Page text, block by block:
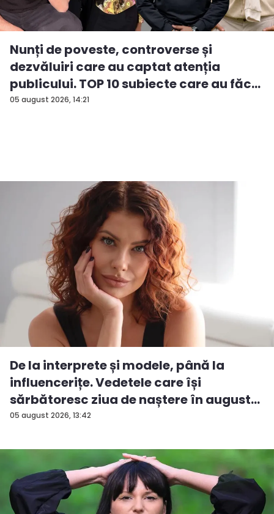
05 august 2026, 14:21
Nunți de poveste, controverse și
dezvăluiri care au captat atenția
publicului. TOP 10 subiecte care au făc...
05 august 2026, 13:42
De la interprete și modele, până la
influencerițe. Vedetele care își
sărbătoresc ziua de naștere în august...